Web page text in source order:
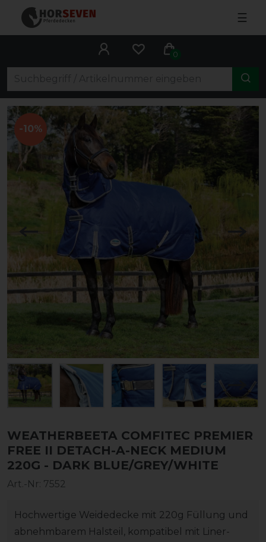
☰
0
-10%
WEATHERBEETA COMFITEC PREMIER
FREE II DETACH-A-NECK MEDIUM
220G - DARK BLUE/GREY/WHITE
Art.-Nr: 7552
Hochwertige Weidedecke mit 220g Füllung und
abnehmbarem Halsteil, kompatibel mit Liner-